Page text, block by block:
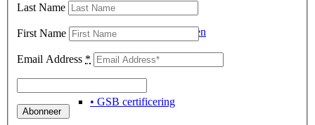
• Qualicoat certificeringen
• GSB certificering
Last Name
First Name
Email Address *